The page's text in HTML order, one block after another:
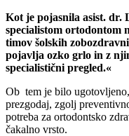
Kot je pojasnila asist.
specialistom ortodontom
timov šolskih
pojavlja ozko grlo in z
specialistični pregled.«
Ob tem je bilo
prezgodaj, zgolj
potreba za ortodontsko
čakalno vrsto.